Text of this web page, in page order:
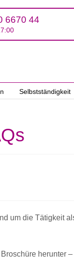
6670 44
Selbstständigkeit
um die Tätigkeit
herunter –